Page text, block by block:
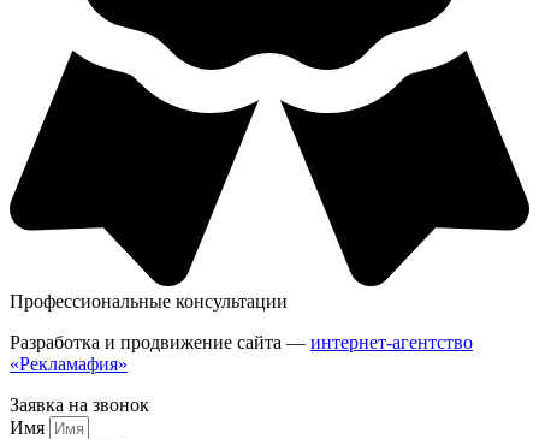
Профессиональные консультации
Разработка и продвижение сайта — интернет-агентство
«Рекламафия»
Заявка на звонок
Имя